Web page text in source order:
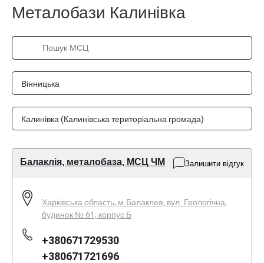
Металобази Калинівка
Вінницька
Калинівка (Калинівська територіальна громада)
Балаклія, металобаза, МСЦ ЧМ Залишити відгук
Харківська область, м.Балаклея, вул. Геологічна,
будинок № 61, корпус Б
+380671729530
+380671721696